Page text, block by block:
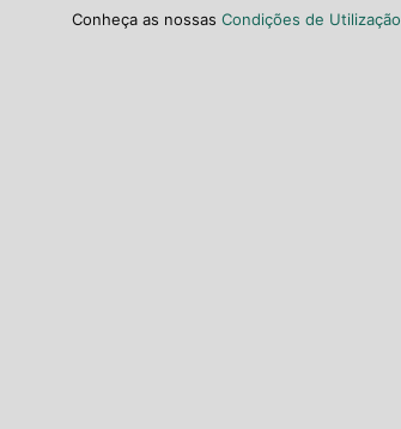
Conheça as nossas Condições de Utilização